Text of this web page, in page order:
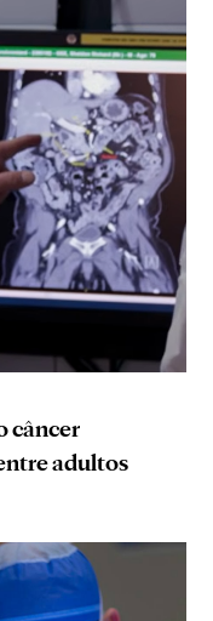
câncer
adultos